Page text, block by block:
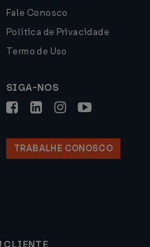
Fale Conosco
Política de Privacidade
Termo de Uso
SIGA-NOS
TRABALHE CONOSCO
CLIENTE